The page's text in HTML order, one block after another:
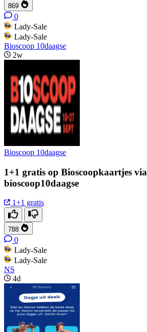
869
0
Lady-Sale
Lady-Sale
Bioscoop 10daagse
2w
Bioscoop 10daagse
1+1 gratis op Bioscoopkaartjes via
bioscoop10daagse
1+1 gratis
788
0
Lady-Sale
Lady-Sale
NS
4d